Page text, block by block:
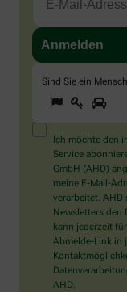
Sind Sie ein
Sind
Sie
ein
Mensch?
Dann
wählen
Sie
bitte
die
Flagge.
1 2
Ich möchte den
Service
GmbH (AHD)
meine E-Mail-
verarbeitet. AHD
Newsletters den
kann jederzeit
Abmelde-Link in
AHD.